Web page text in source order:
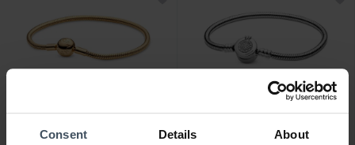
Consent Details About